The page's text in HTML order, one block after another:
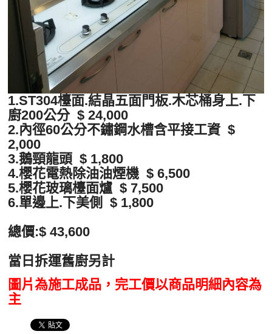
1.ST304檯面.結晶五面門板.木芯桶身上.下
廚200公分 $ 24,000
2.內徑60公分不鏽鋼水槽含平接工資 $
2,000
3.鵝頸龍頭 $ 1,800
4.櫻花電熱除油油煙機 $ 6,500
5.櫻花玻璃檯面爐 $ 7,500
6.單邊上.下美側 $ 1,800
總價:$ 43,600
當日拆運舊廚另計
圖片為施工成品，完工價以商品明細內容為
主